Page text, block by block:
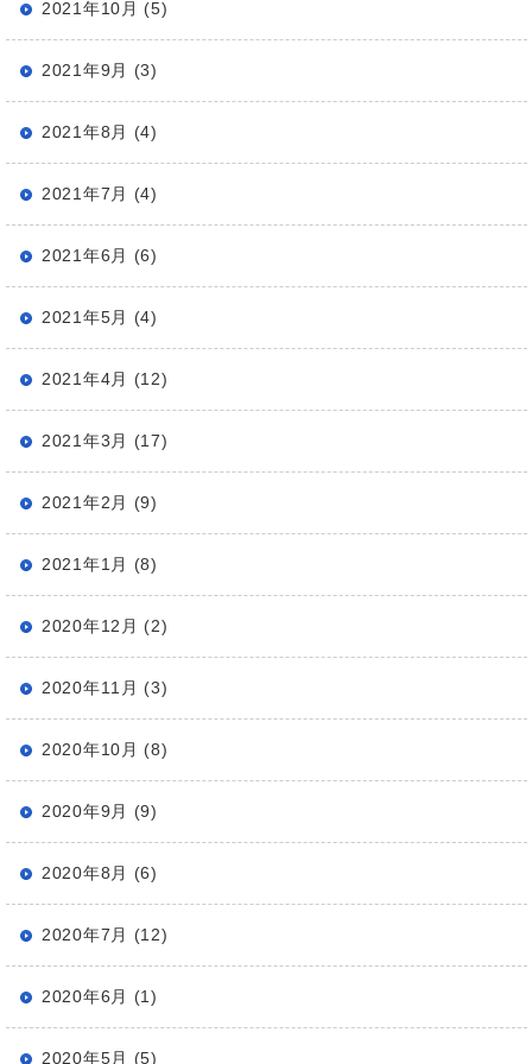
2021年10月 (5)
2021年9月 (3)
2021年8月 (4)
2021年7月 (4)
2021年6月 (6)
2021年5月 (4)
2021年4月 (12)
2021年3月 (17)
2021年2月 (9)
2021年1月 (8)
2020年12月 (2)
2020年11月 (3)
2020年10月 (8)
2020年9月 (9)
2020年8月 (6)
2020年7月 (12)
2020年6月 (1)
2020年5月 (5)